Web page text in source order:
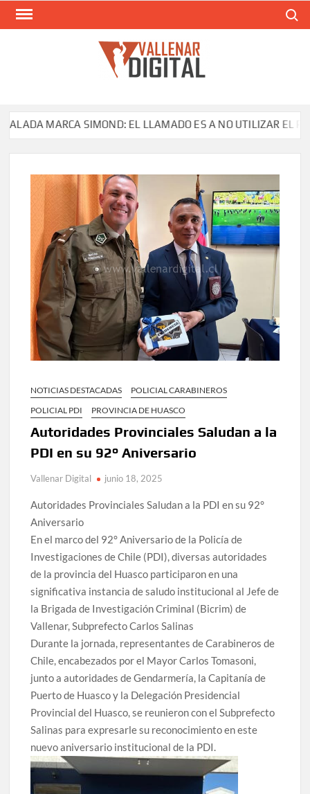
Saltar
MARCA SIMOND: EL LLAMADO ES A NO UTILIZAR EL
NOTICIAS DESTACADAS
POLICIAL CARABINEROS
POLICIAL PDI
PROVINCIA DE HUASCO
Autoridades Provinciales Saludan a la
PDI en su 92° Aniversario
Vallenar Digital junio 18, 2025
Autoridades Provinciales Saludan a la PDI en su 92°
Aniversario
En el marco del 92° Aniversario de la Policía de
Investigaciones de Chile (PDI), diversas autoridades
de la provincia del Huasco participaron en una
significativa instancia de saludo institucional al Jefe de
la Brigada de Investigación Criminal (Bicrim) de
Vallenar, Subprefecto Carlos Salinas
Durante la jornada, representantes de Carabineros de
Chile, encabezados por el Mayor Carlos Tomasoni,
junto a autoridades de Gendarmería, la Capitanía de
Puerto de Huasco y la Delegación Presidencial
Provincial del Huasco, se reunieron con el Subprefecto
Salinas para expresarle su reconocimiento en este
nuevo aniversario institucional de la PDI.